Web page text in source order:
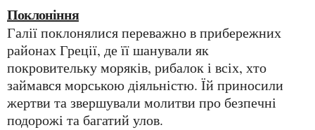
Поклоніння
Галії поклонялися переважно в прибережних
районах Греції, де її шанували як
покровительку моряків, рибалок і всіх, хто
займався морською діяльністю. Їй приносили
жертви та звершували молитви про безпечні
подорожі та багатий улов.